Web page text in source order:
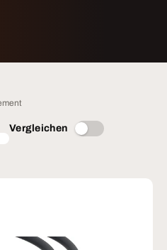
Vergleichen